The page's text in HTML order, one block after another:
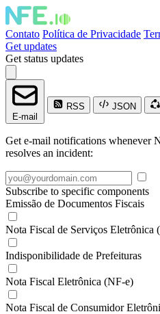
Contato Política de Privacidade
Get updates
Get status updates
E-mail
RSS JSON
Get e-mail notifications whenever
resolves an incident:
Subscribe to specific components
Emissão de Documentos Fiscais
Nota Fiscal de Serviços Eletrônica
Indisponibilidade de Prefeituras
Nota Fiscal Eletrônica (NF-e)
Nota Fiscal de Consumidor